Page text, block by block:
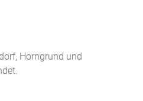
Horngrund und